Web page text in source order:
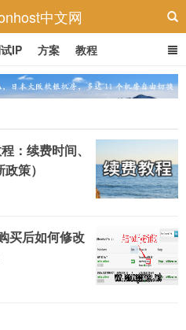
中文网
IP 方案 教程
：续费时间、
策）
买后如何修改